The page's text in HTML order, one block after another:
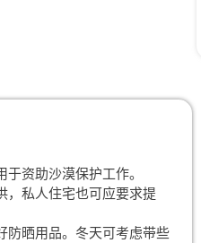
于资助沙漠保护工作。
，私人住宅也可应要求提
防晒用品。冬天可考虑带些